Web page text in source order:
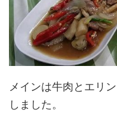
メインは牛肉とエリ
しました。